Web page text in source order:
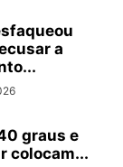
a
graus e
colocam...